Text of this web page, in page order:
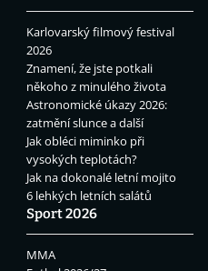
Karlovarský filmový festival
2026
Znamení, že jste potkali
někoho z minulého života
Astronomické úkazy 2026:
zatmění slunce a další
Jak obléci miminko při
vysokých teplotách?
Jak na dokonalé letní mojito
6 lehkých letních salátů
Sport 2026
MMA